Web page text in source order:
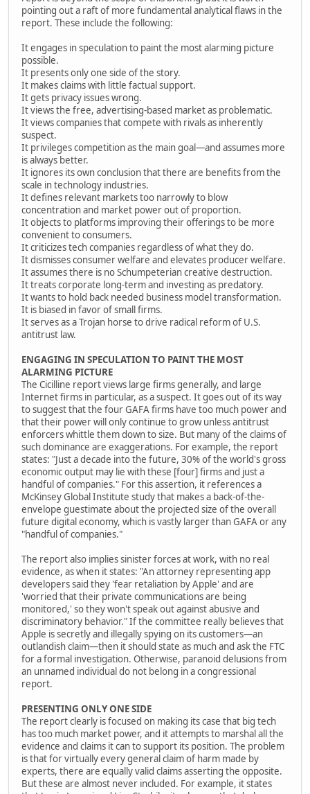
pointing out a raft of more fundamental analytical flaws in the
report. These include the following:
It engages in speculation to paint the most alarming picture
possible.
It presents only one side of the story.
It makes claims with little factual support.
It gets privacy issues wrong.
It views the free, advertising-based market as problematic.
It views companies that compete with rivals as inherently
suspect.
It privileges competition as the main goal—and assumes more
is always better.
It ignores its own conclusion that there are benefits from the
scale in technology industries.
It defines relevant markets too narrowly to blow
concentration and market power out of proportion.
It objects to platforms improving their offerings to be more
convenient to consumers.
It criticizes tech companies regardless of what they do.
It dismisses consumer welfare and elevates producer welfare.
It assumes there is no Schumpeterian creative destruction.
It treats corporate long-term and investing as predatory.
It wants to hold back needed business model transformation.
It is biased in favor of small firms.
It serves as a Trojan horse to drive radical reform of U.S.
antitrust law.
ENGAGING IN SPECULATION TO PAINT THE MOST
ALARMING PICTURE
The Cicilline report views large firms generally, and large
Internet firms in particular, as a suspect. It goes out of its way
to suggest that the four GAFA firms have too much power and
that their power will only continue to grow unless antitrust
enforcers whittle them down to size. But many of the claims of
such dominance are exaggerations. For example, the report
states: "Just a decade into the future, 30% of the world's gross
economic output may lie with these [four] firms and just a
handful of companies." For this assertion, it references a
McKinsey Global Institute study that makes a back-of-the-
envelope guestimate about the projected size of the overall
future digital economy, which is vastly larger than GAFA or any
"handful of companies."
The report also implies sinister forces at work, with no real
evidence, as when it states: "An attorney representing app
developers said they 'fear retaliation by Apple' and are
'worried that their private communications are being
monitored,' so they won't speak out against abusive and
discriminatory behavior." If the committee really believes that
Apple is secretly and illegally spying on its customers—an
outlandish claim—then it should state as much and ask the FTC
for a formal investigation. Otherwise, paranoid delusions from
an unnamed individual do not belong in a congressional
report.
PRESENTING ONLY ONE SIDE
The report clearly is focused on making its case that big tech
has too much market power, and it attempts to marshal all the
evidence and claims it can to support its position. The problem
is that for virtually every general claim of harm made by
experts, there are equally valid claims asserting the opposite.
But these are almost never included. For example, it states